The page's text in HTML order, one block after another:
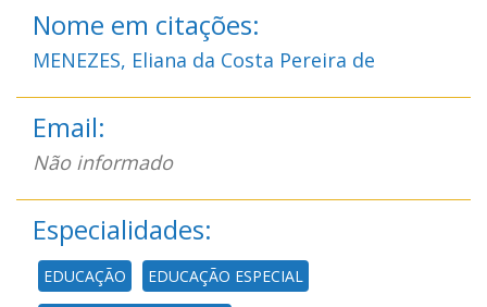
Nome em citações:
MENEZES, Eliana da Costa Pereira de
Email:
Não informado
Especialidades:
EDUCAÇÃO EDUCAÇÃO ESPECIAL